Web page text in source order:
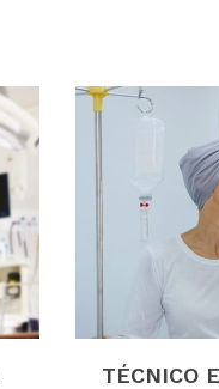
TÉCNICO